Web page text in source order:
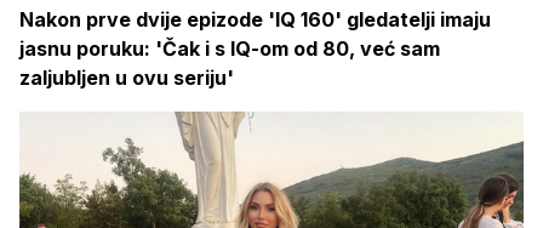
Nakon prve dvije epizode 'IQ 160' gledatelji imaju
jasnu poruku: 'Čak i s IQ-om od 80, već sam
zaljubljen u ovu seriju'